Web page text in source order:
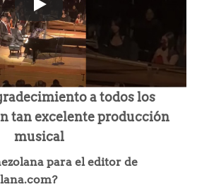
a todos los
tan excelente producción
musical
para el editor de